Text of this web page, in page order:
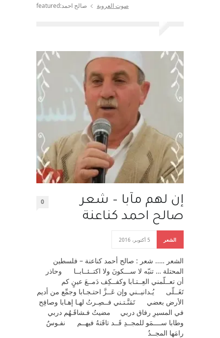
صوت العروبة صالح احمد:featured
إن لهم مآبا – شعر
صالح احمد كناعنة
0
الشعر 5 أكتوبر، 2016
الشعر ….. شعر : صالح أحمد كناعنة – فلسطين
المحتلة … تنبّه لا ســـكونَ ولا اكتــئــابــا وحاذر
أن تعــلّمني العِــتـابا وكفــكِف دَمــعَ عينٍ كم
تَغَــلّى يُـدانيــني وإن عَــزَّ احتـجـابا وجمِّع من أديم
الأرض بعضي تَمَنَّـتـني فــصِـرتُ لهـا إهـابا وصافِح
في المسيرِ رفاق دربي مضيتُ فـشاقَـهُم دربي
وطابا ســــمَو للمجــدِ قَــد تاقَتهُ فيهــم نفـوسٌ
رامَها المجــدُ